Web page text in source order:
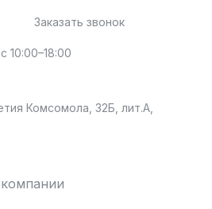
Заказать звонок
10:00–18:00
Комсомола, 32Б, лит.А,